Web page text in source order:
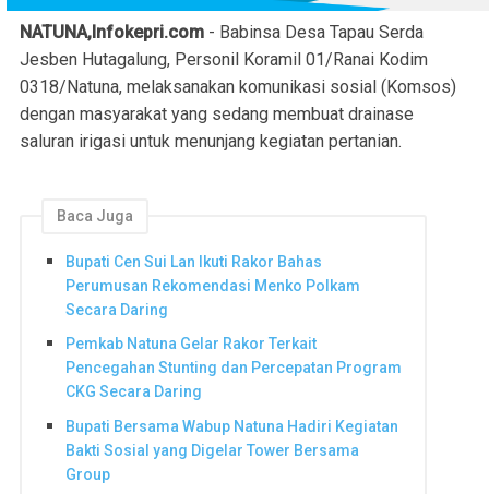
NATUNA,Infokepri.com - Babinsa Desa Tapau Serda
Jesben Hutagalung, Personil Koramil 01/Ranai Kodim
0318/Natuna, melaksanakan komunikasi sosial (Komsos)
dengan masyarakat yang sedang membuat drainase
saluran irigasi untuk menunjang kegiatan pertanian.
Baca Juga
Bupati Cen Sui Lan Ikuti Rakor Bahas
Perumusan Rekomendasi Menko Polkam
Secara Daring
Pemkab Natuna Gelar Rakor Terkait
Pencegahan Stunting dan Percepatan Program
CKG Secara Daring
Bupati Bersama Wabup Natuna Hadiri Kegiatan
Bakti Sosial yang Digelar Tower Bersama
Group